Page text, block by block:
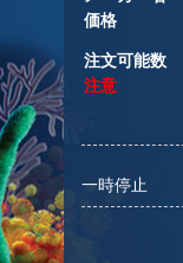
価格
注文可能数
注意
一時停止